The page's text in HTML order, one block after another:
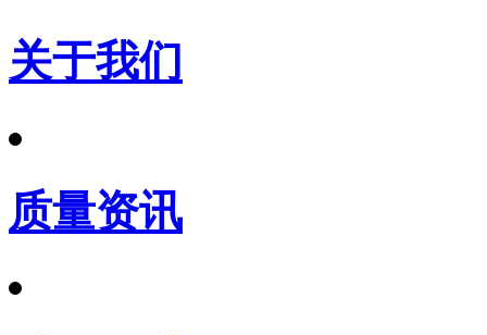
关于我们
质量资讯